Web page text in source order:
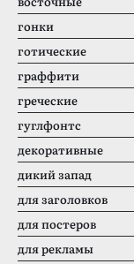
гонки
готические
граффити
греческие
гуглфонтс
декоративные
дикий запад
для заголовков
для постеров
для рекламы